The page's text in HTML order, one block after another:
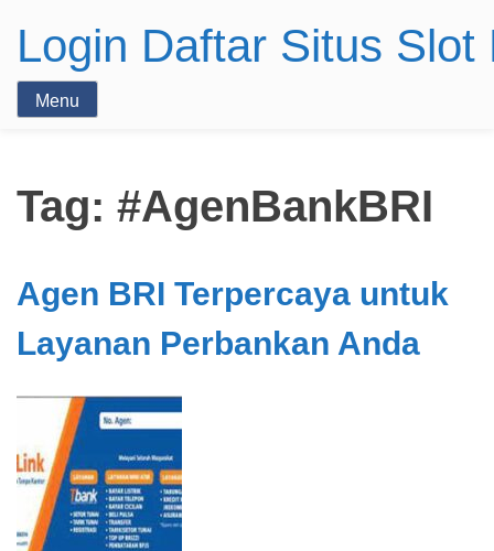
Login Daftar Situs Slot
Menu
Tag: #AgenBankBRI
Agen BRI Terpercaya untuk
Layanan Perbankan Anda